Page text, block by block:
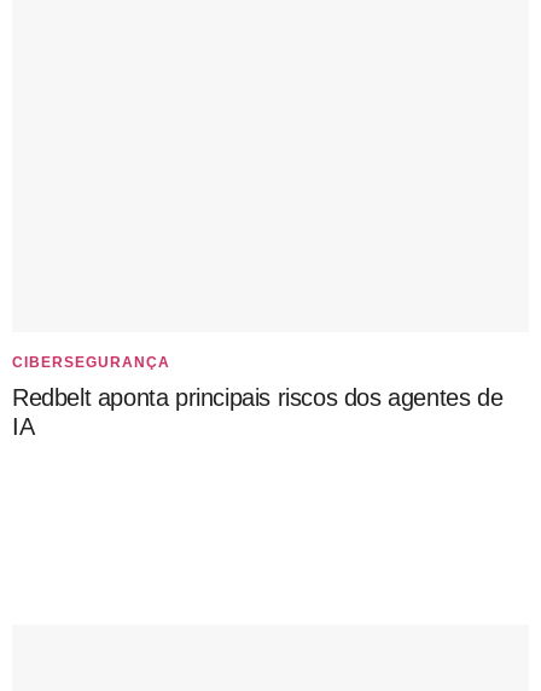
CIBERSEGURANÇA
Redbelt aponta principais riscos dos agentes de
IA